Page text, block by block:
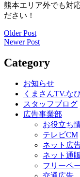
熊本エリア外でも対
ださい！
投
ナ
Older Post
Newer Post
Category
お知らせ
くまさんTV.な
スタッフブログ
広告事業部
お役立ち
テレビCM
ネット広
ネット通販
フリーペ